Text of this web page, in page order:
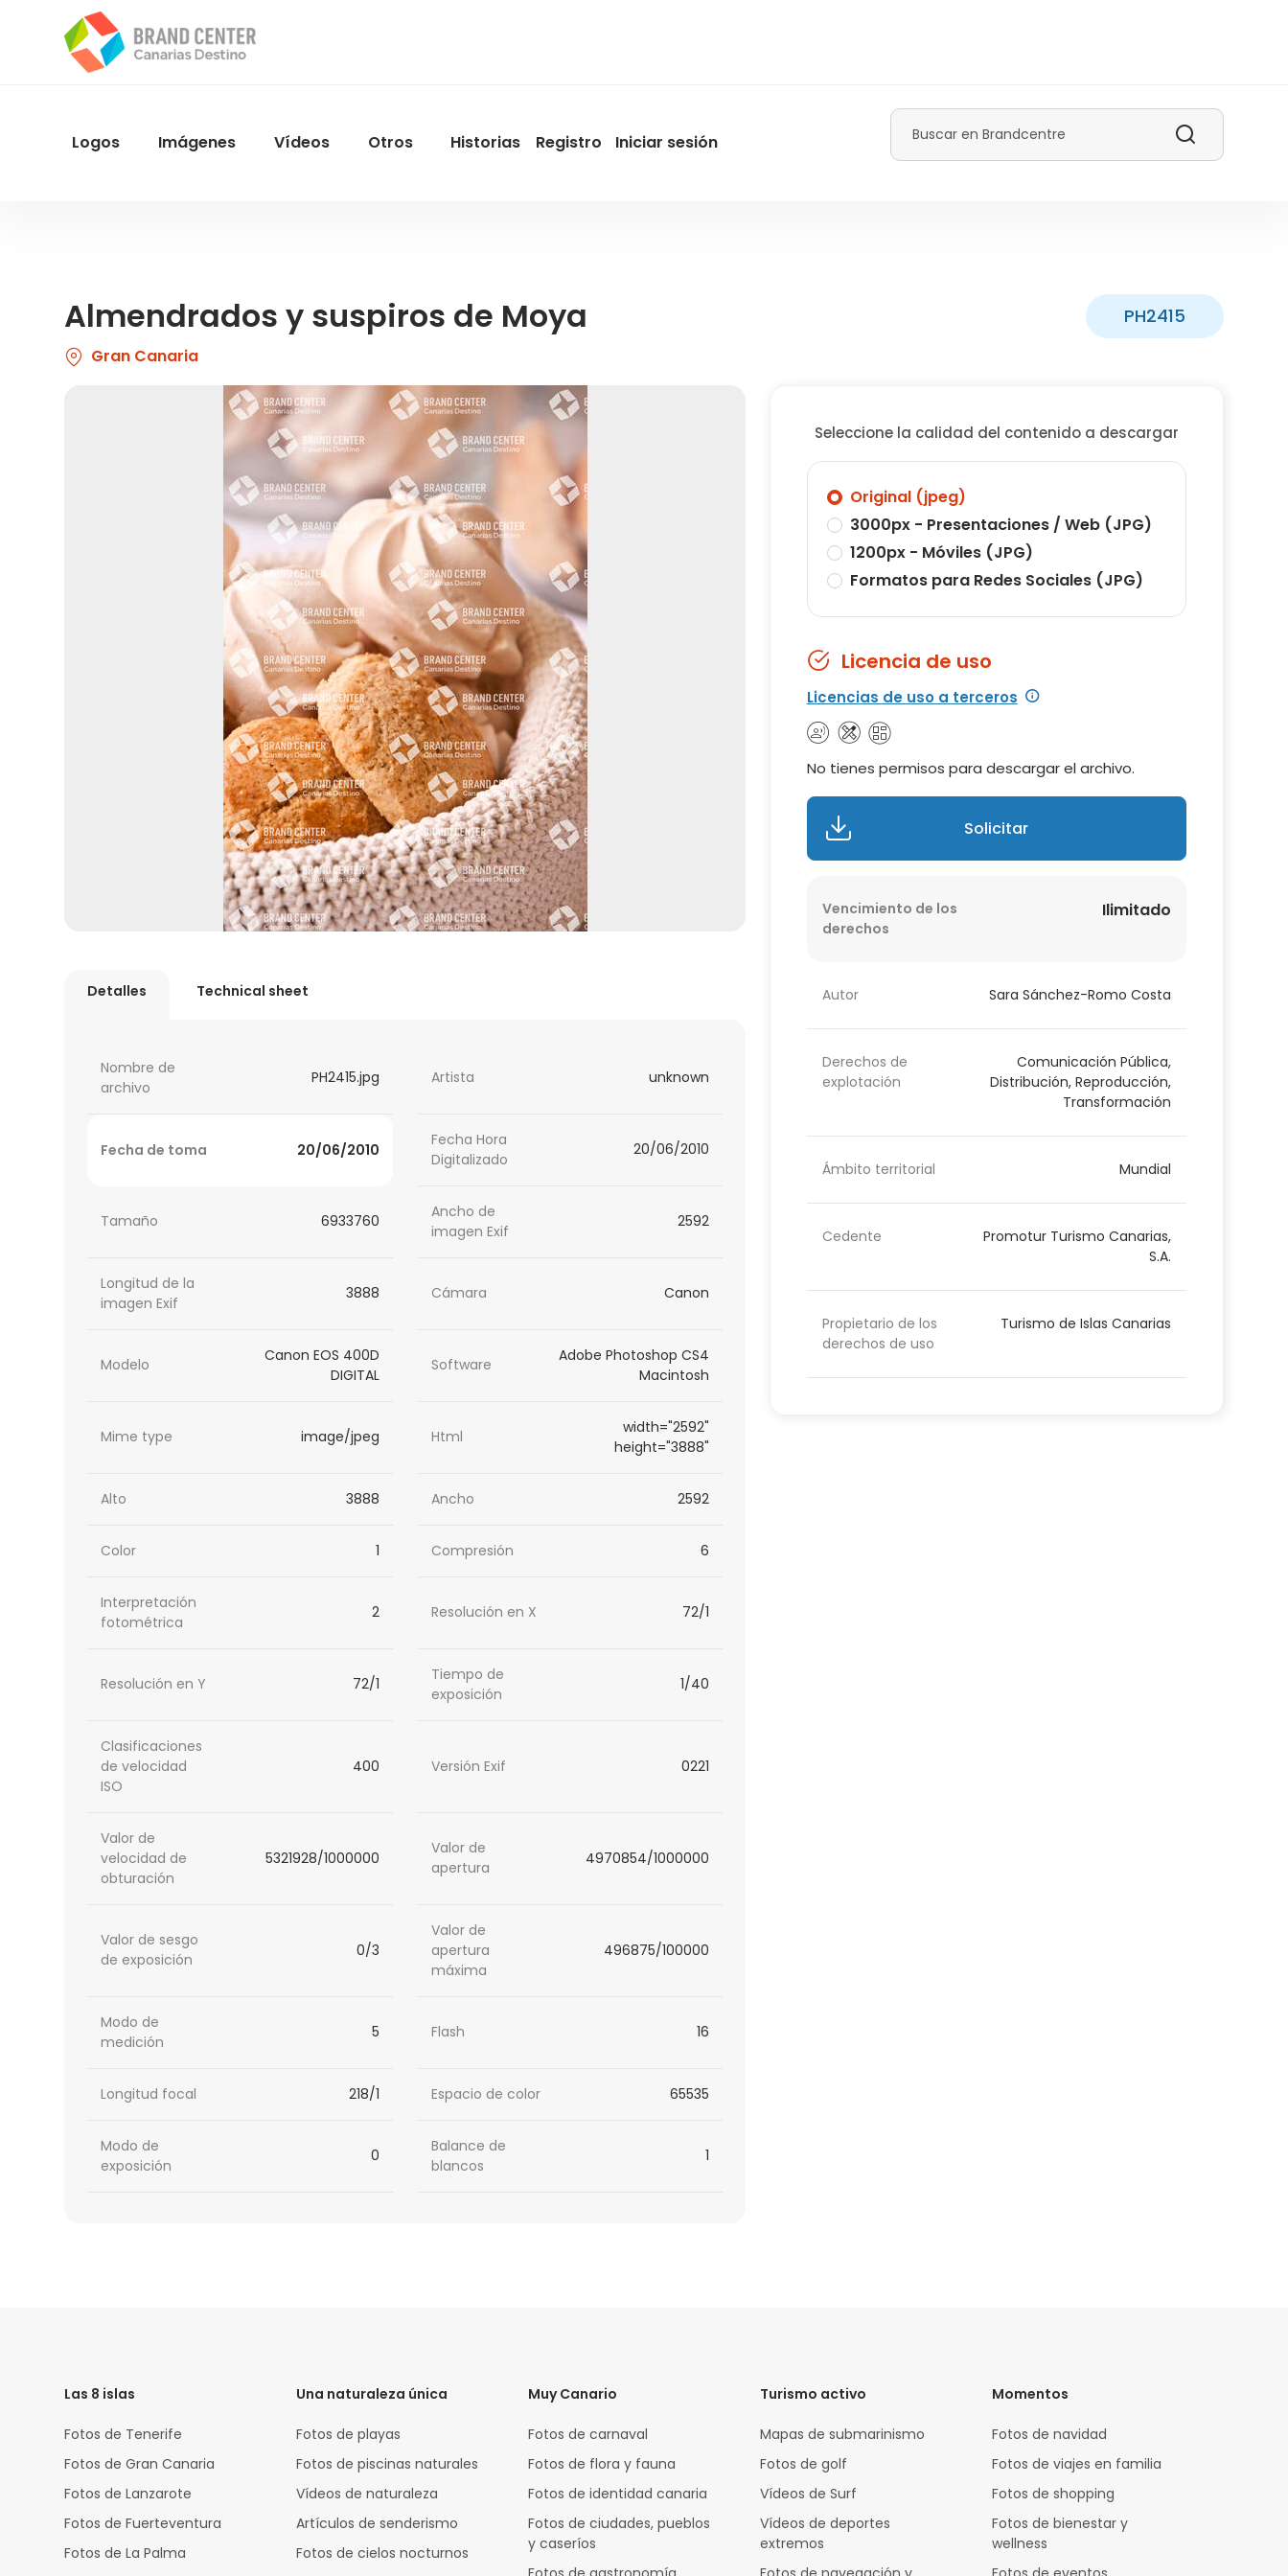
contenido
Menu
Logos Imágenes Vídeos Otros Historias
User
Registro Iniciar sesión
Buscar
Almendrados y suspiros de Moya PH2415
Gran Canaria
Detalles Technical sheet
Nombre de
archivo
PH2415.jpg Artista unknown
Fecha de toma 20/06/2010
Fecha Hora
Digitalizado
20/06/2010
Tamaño 6933760
Ancho de
imagen Exif
2592
Longitud de la
imagen Exif
3888 Cámara Canon
Modelo
Canon EOS 400D
DIGITAL
Software
Adobe Photoshop CS4
Macintosh
Mime type image/jpeg Html
width="2592"
height="3888"
Alto 3888 Ancho 2592
Color 1 Compresión 6
Interpretación
fotométrica
2 Resolución en X 72/1
Resolución en Y 72/1
Tiempo de
exposición
1/40
Clasificaciones
de velocidad
ISO
400 Versión Exif 0221
Valor de
velocidad de
obturación
5321928/1000000
Valor de
apertura
4970854/1000000
Valor de sesgo
de exposición
0/3
Valor de
apertura
máxima
496875/100000
Modo de
medición
5 Flash 16
Longitud focal 218/1 Espacio de color 65535
Modo de
exposición
0
Balance de
blancos
1
Seleccione la calidad del contenido a descargar
Original (jpeg)
3000px - Presentaciones / Web (JPG)
1200px - Móviles (JPG)
Formatos para Redes Sociales (JPG)
Licencia de uso
Licencias de uso a terceros
No tienes permisos para descargar el archivo.
Solicitar
Vencimiento de los
derechos
Ilimitado
Autor Sara Sánchez-Romo Costa
Derechos de
explotación
Comunicación Pública,
Distribución, Reproducción,
Transformación
Ámbito territorial Mundial
Cedente
Promotur Turismo Canarias,
S.A.
Propietario de los
derechos de uso
Turismo de Islas Canarias
Las 8 islas
Fotos de Tenerife
Fotos de Gran Canaria
Fotos de Lanzarote
Fotos de Fuerteventura
Fotos de La Palma
Una naturaleza única
Fotos de playas
Fotos de piscinas naturales
Vídeos de naturaleza
Artículos de senderismo
Fotos de cielos nocturnos
Muy Canario
Fotos de carnaval
Fotos de flora y fauna
Fotos de identidad canaria
Fotos de ciudades, pueblos
y caseríos
Turismo activo
Mapas de submarinismo
Fotos de golf
Vídeos de Surf
Vídeos de deportes
extremos
Momentos
Fotos de navidad
Fotos de viajes en familia
Fotos de shopping
Fotos de bienestar y
wellness